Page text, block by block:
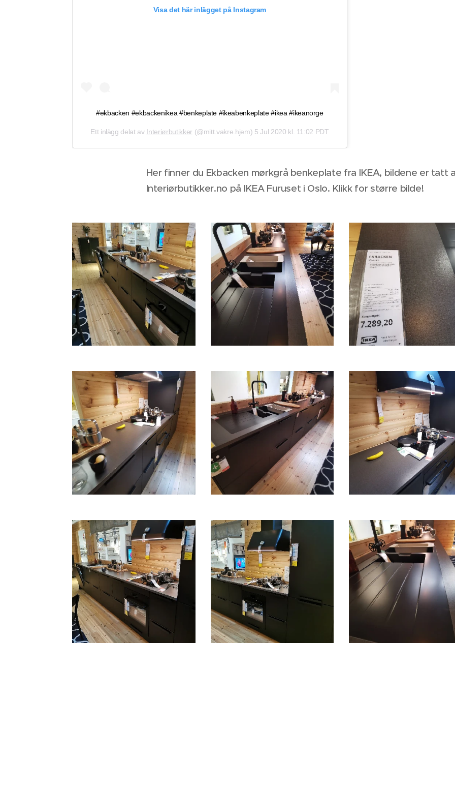
Visa det här inlägget på Instagram
#ekbacken #ekbackenikea #benkeplate #ikeabenkeplate #ikea #ikeanorge
Ett inlägg delat av Interiørbutikker (@mitt.vakre.hjem) 5 Jul 2020 kl. 11:02 PDT
Her finner du Ekbacken mørkgrå benkeplate fra IKEA, bildene er tatt
Interiørbutikker.no på IKEA Furuset i Oslo. Klikk for større bilde!